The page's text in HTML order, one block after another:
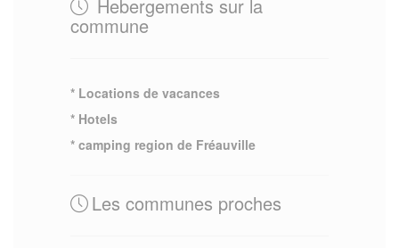
Hebergements sur la
commune
* Locations de vacances
* Hotels
* camping region de Fréauville
Les communes proches